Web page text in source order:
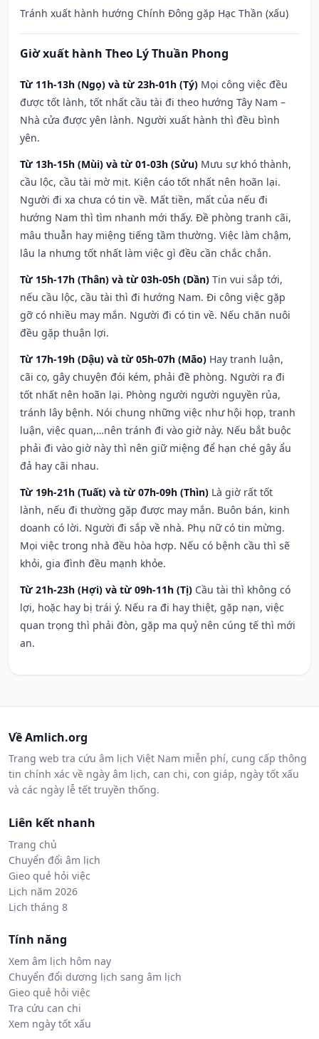
Tránh xuất hành hướng Chính Đông gặp Hạc Thần (xấu)
Giờ xuất hành Theo Lý Thuần Phong
Từ 11h-13h (Ngọ) và từ 23h-01h (Tý) Mọi công việc đều
được tốt lành, tốt nhất cầu tài đi theo hướng Tây Nam –
Nhà cửa được yên lành. Người xuất hành thì đều bình
yên.
Từ 13h-15h (Mùi) và từ 01-03h (Sửu) Mưu sự khó thành,
cầu lộc, cầu tài mờ mịt. Kiện cáo tốt nhất nên hoãn lại.
Người đi xa chưa có tin về. Mất tiền, mất của nếu đi
hướng Nam thì tìm nhanh mới thấy. Đề phòng tranh cãi,
mâu thuẫn hay miệng tiếng tầm thường. Việc làm chậm,
lâu la nhưng tốt nhất làm việc gì đều cần chắc chắn.
Từ 15h-17h (Thân) và từ 03h-05h (Dần) Tin vui sắp tới,
nếu cầu lộc, cầu tài thì đi hướng Nam. Đi công việc gặp
gỡ có nhiều may mắn. Người đi có tin về. Nếu chăn nuôi
đều gặp thuận lợi.
Từ 17h-19h (Dậu) và từ 05h-07h (Mão) Hay tranh luận,
cãi cọ, gây chuyện đói kém, phải đề phòng. Người ra đi
tốt nhất nên hoãn lại. Phòng người người nguyền rủa,
tránh lây bệnh. Nói chung những việc như hội họp, tranh
luận, việc quan,…nên tránh đi vào giờ này. Nếu bắt buộc
phải đi vào giờ này thì nên giữ miệng để hạn ché gây ẩu
đả hay cãi nhau.
Từ 19h-21h (Tuất) và từ 07h-09h (Thìn) Là giờ rất tốt
lành, nếu đi thường gặp được may mắn. Buôn bán, kinh
doanh có lời. Người đi sắp về nhà. Phụ nữ có tin mừng.
Mọi việc trong nhà đều hòa hợp. Nếu có bệnh cầu thì sẽ
khỏi, gia đình đều mạnh khỏe.
Từ 21h-23h (Hợi) và từ 09h-11h (Tị) Cầu tài thì không có
lợi, hoặc hay bị trái ý. Nếu ra đi hay thiệt, gặp nạn, việc
quan trọng thì phải đòn, gặp ma quỷ nên cúng tế thì mới
an.
Về Amlich.org
Trang web tra cứu âm lịch Việt Nam miễn phí, cung cấp thông
tin chính xác về ngày âm lịch, can chi, con giáp, ngày tốt xấu
và các ngày lễ tết truyền thống.
Liên kết nhanh
Trang chủ
Chuyển đổi âm lịch
Gieo quẻ hỏi việc
Lịch năm 2026
Lịch tháng 8
Tính năng
Xem âm lịch hôm nay
Chuyển đổi dương lịch sang âm lịch
Gieo quẻ hỏi việc
Tra cứu can chi
Xem ngày tốt xấu